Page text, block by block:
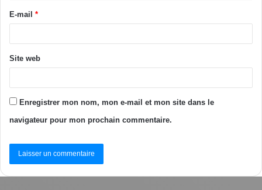
E-mail *
Site web
Enregistrer mon nom, mon e-mail et mon site dans le
navigateur pour mon prochain commentaire.